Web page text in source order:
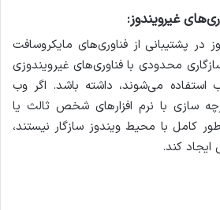
غیرویندوز:
پشتیبانی از فناوری‌های مایکروسافت
محدودی با فناوری‌های غیرویندوزی
استفاده می‌شوند، داشته باشد. اگر وب
سازی با نرم افزارهای شخص ثالث یا
کامل با محیط ویندوز سازگار نیستند،
کند.